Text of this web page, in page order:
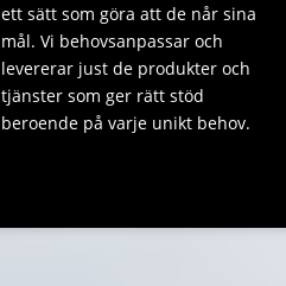
ett sätt som göra att de når sina
mål. Vi behovsanpassar och
levererar just de produkter och
tjänster som ger rätt stöd
beroende på varje unikt behov.